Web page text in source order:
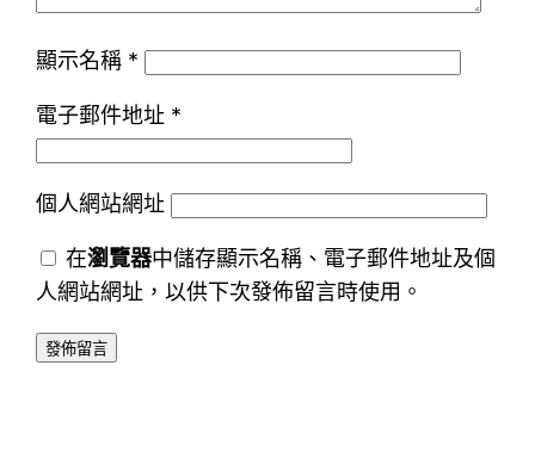
顯示名稱 *
電子郵件地址 *
個人網站網址
在瀏覽器中儲存顯示名稱、電子郵件地址及個
人網站網址，以供下次發佈留言時使用。